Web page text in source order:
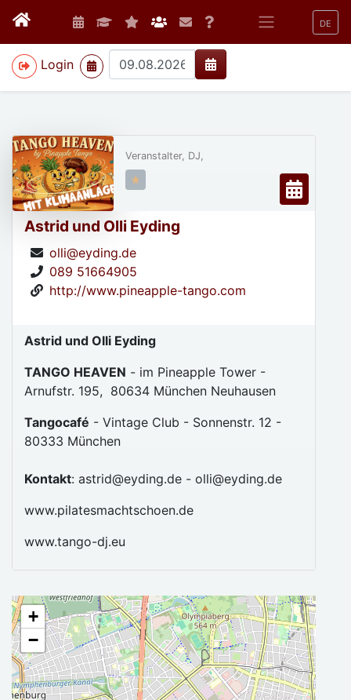
DE
Login
>
Astrid und Olli Eyding
olli@eyding.de
089 51664905
http://www.pineapple-tango.com
Veranstalter, DJ,
Astrid und Olli Eyding
TANGO HEAVEN - im Pineapple Tower -
Arnufstr. 195, 80634 München Neuhausen
Tangocafé - Vintage Club - Sonnenstr. 12 -
80333 München
Kontakt: astrid@eyding.de - olli@eyding.de
www.pilatesmachtschoen.de
www.tango-dj.eu
+
−